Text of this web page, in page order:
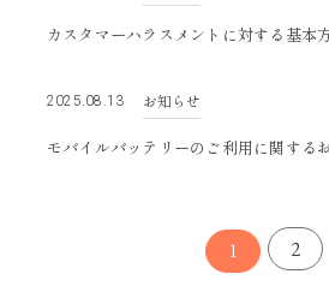
カスタマーハラスメントに対する基本
2025.08.13 お知らせ
モバイルバッテリーのご利用に関する
1 2